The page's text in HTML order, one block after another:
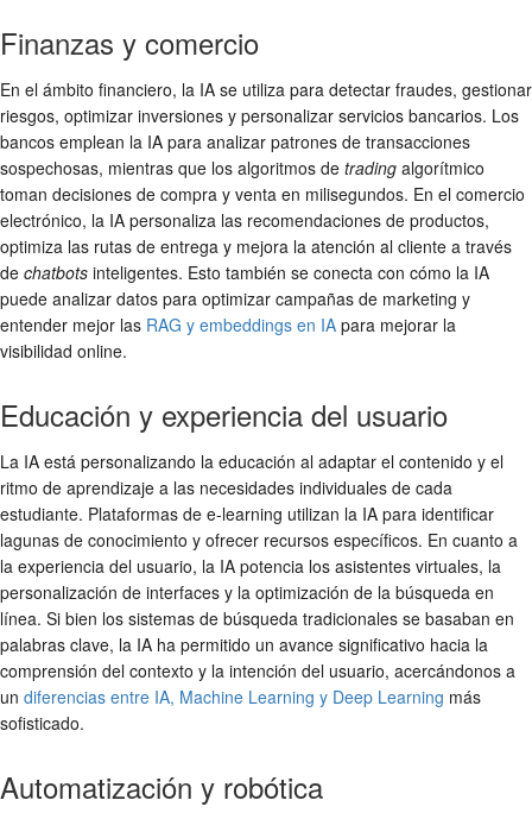
Finanzas y comercio
En el ámbito financiero, la IA se utiliza para detectar fraudes, gestionar
riesgos, optimizar inversiones y personalizar servicios bancarios. Los
bancos emplean la IA para analizar patrones de transacciones
sospechosas, mientras que los algoritmos de trading algorítmico
toman decisiones de compra y venta en milisegundos. En el comercio
electrónico, la IA personaliza las recomendaciones de productos,
optimiza las rutas de entrega y mejora la atención al cliente a través
de chatbots inteligentes. Esto también se conecta con cómo la IA
puede analizar datos para optimizar campañas de marketing y
entender mejor las RAG y embeddings en IA para mejorar la
visibilidad online.
Educación y experiencia del usuario
La IA está personalizando la educación al adaptar el contenido y el
ritmo de aprendizaje a las necesidades individuales de cada
estudiante. Plataformas de e-learning utilizan la IA para identificar
lagunas de conocimiento y ofrecer recursos específicos. En cuanto a
la experiencia del usuario, la IA potencia los asistentes virtuales, la
personalización de interfaces y la optimización de la búsqueda en
línea. Si bien los sistemas de búsqueda tradicionales se basaban en
palabras clave, la IA ha permitido un avance significativo hacia la
comprensión del contexto y la intención del usuario, acercándonos a
un diferencias entre IA, Machine Learning y Deep Learning más
sofisticado.
Automatización y robótica